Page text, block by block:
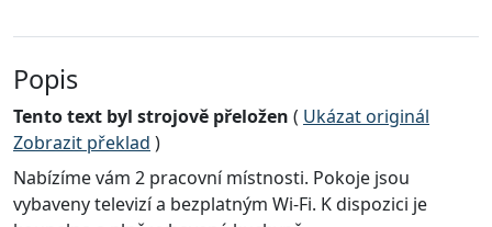
Popis
Tento text byl strojově přeložen ( Ukázat originál
Zobrazit překlad )
Nabízíme vám 2 pracovní místnosti. Pokoje jsou
vybaveny televizí a bezplatným Wi-Fi. K dispozici je